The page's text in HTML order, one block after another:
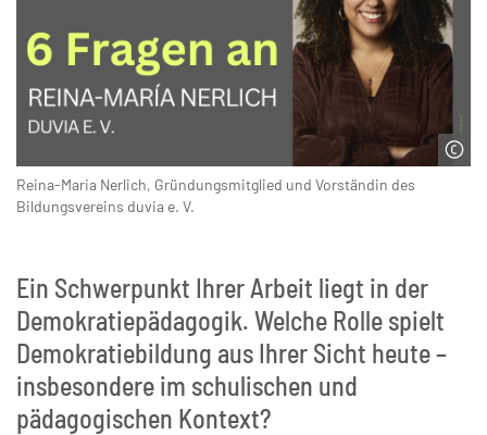
© Alushi Kanaan
Reina-Maria Nerlich, Gründungsmitglied und Vorständin des
Bildungsvereins duvia e. V.
Ein Schwerpunkt Ihrer Arbeit liegt in der
Demokratiepädagogik. Welche Rolle spielt
Demokratiebildung aus Ihrer Sicht heute –
insbesondere im schulischen und
pädagogischen Kontext?